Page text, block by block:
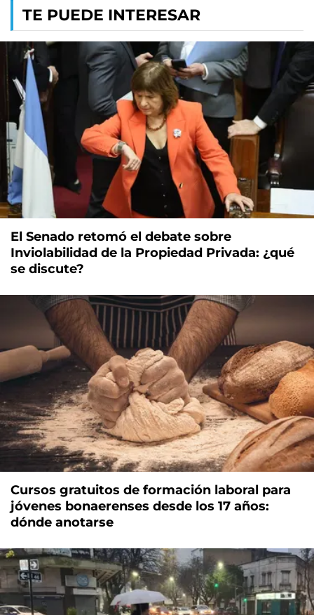
TE PUEDE INTERESAR
El Senado retomó el debate sobre
Inviolabilidad de la Propiedad Privada: ¿qué
se discute?
Cursos gratuitos de formación laboral para
jóvenes bonaerenses desde los 17 años:
dónde anotarse